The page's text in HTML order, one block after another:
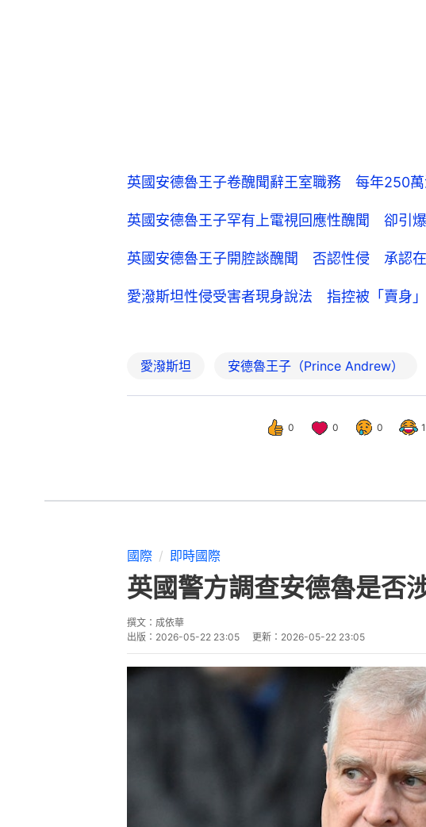
英國安德魯王子卷醜聞辭王室職務 每年250萬
英國安德魯王子罕有上電視回應性醜聞 卻引
英國安德魯王子開腔談醜聞 否認性侵 承認
愛潑斯坦性侵受害者現身說法 指控被「賣身
愛潑斯坦 安德魯王子（Prince Andrew）
0 0 0 1
國際 即時國際
英國警方調查安德魯是
撰文： 成依華
出版： 2026-05-22 23:05 更新： 2026-05-22 23:05